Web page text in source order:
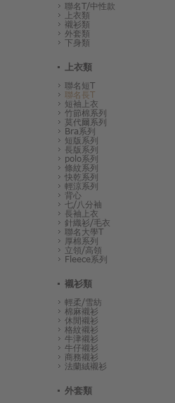
聯名T/中性款
上衣類
襯衫類
外套類
下身類
上衣類
聯名短T
聯名長T
短袖上衣
竹節棉系列
莫代爾系列
Bra系列
短版系列
長版系列
polo系列
條紋系列
快乾系列
輕涼系列
背心
七/八分袖
長袖上衣
針織衫/毛衣
聯名大學T
厚棉系列
立領/高領
Fleece系列
襯衫類
輕柔/雪紡
棉麻襯衫
休閒襯衫
格紋襯衫
牛津襯衫
牛仔襯衫
商務襯衫
法蘭絨襯衫
外套類